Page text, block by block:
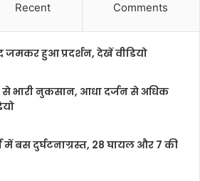
Recent Comments
जमकर हुआ प्रदर्शन, देखें वीडियो
से भारी नुकसान, आधा दर्जन से अधिक
में बस दुर्घटनाग्रस्त, 28 घायल और 7 की